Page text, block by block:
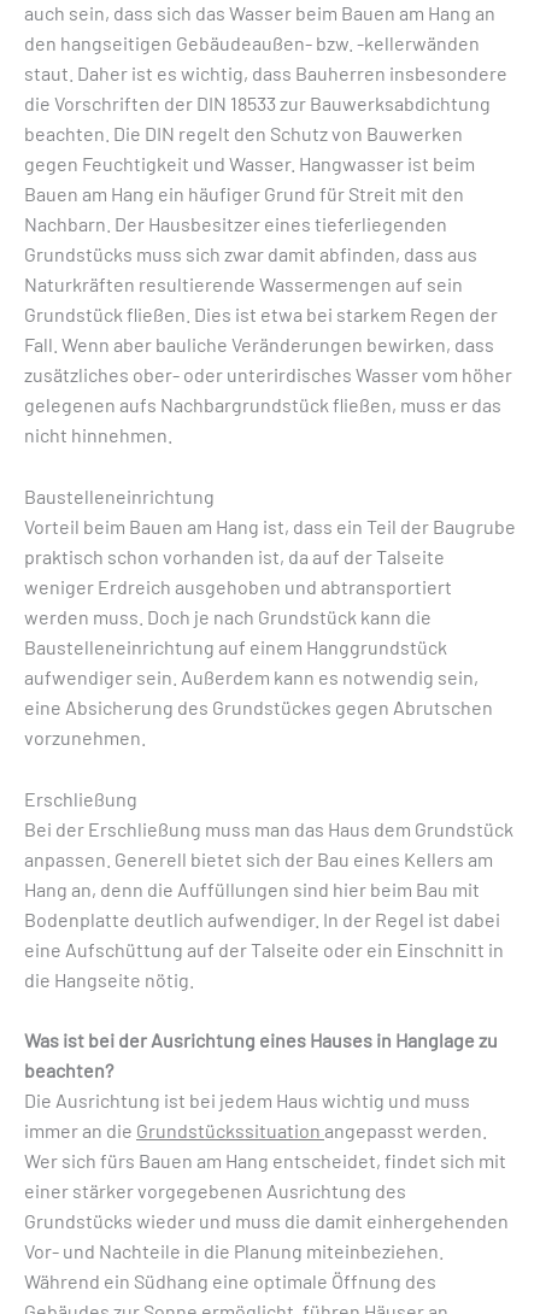
auch sein, dass sich das Wasser beim Bauen am Hang an
den hangseitigen Gebäudeaußen- bzw. -kellerwänden
staut. Daher ist es wichtig, dass Bauherren insbesondere
die Vorschriften der DIN 18533 zur Bauwerksabdichtung
beachten. Die DIN regelt den Schutz von Bauwerken
gegen Feuchtigkeit und Wasser. Hangwasser ist beim
Bauen am Hang ein häufiger Grund für Streit mit den
Nachbarn. Der Hausbesitzer eines tieferliegenden
Grundstücks muss sich zwar damit abfinden, dass aus
Naturkräften resultierende Wassermengen auf sein
Grundstück fließen. Dies ist etwa bei starkem Regen der
Fall. Wenn aber bauliche Veränderungen bewirken, dass
zusätzliches ober- oder unterirdisches Wasser vom höher
gelegenen aufs Nachbargrundstück fließen, muss er das
nicht hinnehmen.
Baustelleneinrichtung
Vorteil beim Bauen am Hang ist, dass ein Teil der Baugrube
praktisch schon vorhanden ist, da auf der Talseite
weniger Erdreich ausgehoben und abtransportiert
werden muss. Doch je nach Grundstück kann die
Baustelleneinrichtung auf einem Hanggrundstück
aufwendiger sein. Außerdem kann es notwendig sein,
eine Absicherung des Grundstückes gegen Abrutschen
vorzunehmen.
Erschließung
Bei der Erschließung muss man das Haus dem Grundstück
anpassen. Generell bietet sich der Bau eines Kellers am
Hang an, denn die Auffüllungen sind hier beim Bau mit
Bodenplatte deutlich aufwendiger. In der Regel ist dabei
eine Aufschüttung auf der Talseite oder ein Einschnitt in
die Hangseite nötig.
Was ist bei der Ausrichtung eines Hauses in Hanglage zu
beachten?
Die Ausrichtung ist bei jedem Haus wichtig und muss
immer an die Grundstückssituation angepasst werden.
Wer sich fürs Bauen am Hang entscheidet, findet sich mit
einer stärker vorgegebenen Ausrichtung des
Grundstücks wieder und muss die damit einhergehenden
Vor- und Nachteile in die Planung miteinbeziehen.
Während ein Südhang eine optimale Öffnung des